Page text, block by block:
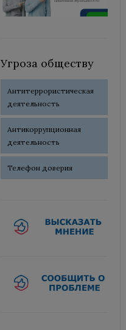
Угроза обществу
Антитеррористическая
деятельность
Антикоррупционная
деятельность
Телефон доверия